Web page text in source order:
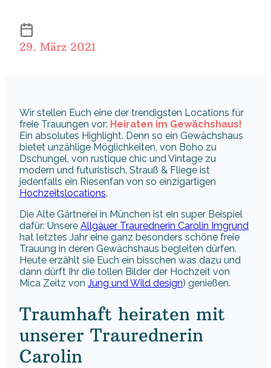
29. März 2021
Wir stellen Euch eine der trendigsten Locations für
freie Trauungen vor: Heiraten im Gewächshaus!
Ein absolutes Highlight. Denn so ein Gewächshaus
bietet unzählige Möglichkeiten, von Boho zu
Dschungel, von rustique chic und Vintage zu
modern und futuristisch. Strauß & Fliege ist
jedenfalls ein Riesenfan von so einzigartigen
Hochzeitslocations.
Die Alte Gärtnerei in München ist ein super Beispiel
dafür: Unsere Allgäuer Traurednerin Carolin Imgrund
hat letztes Jahr eine ganz besonders schöne freie
Trauung in deren Gewächshaus begleiten dürfen.
Heute erzählt sie Euch ein bisschen was dazu und
dann dürft Ihr die tollen Bilder der Hochzeit von
Mica Zeitz von Jung und Wild design) genießen.
Traumhaft heiraten mit
unserer Traurednerin
Carolin